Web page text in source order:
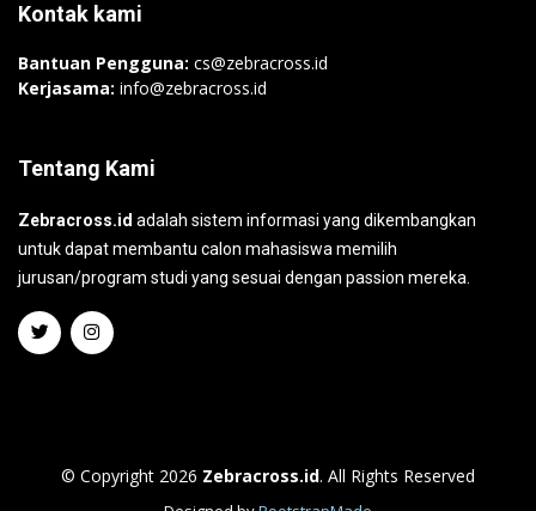
Kontak kami
Bantuan Pengguna: cs@zebracross.id
Kerjasama: info@zebracross.id
Tentang Kami
Zebracross.id adalah sistem informasi yang dikembangkan
untuk dapat membantu calon mahasiswa memilih
jurusan/program studi yang sesuai dengan passion mereka.
© Copyright 2026 Zebracross.id. All Rights Reserved